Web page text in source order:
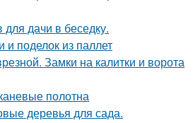
дачи в беседку.
поделок из паллет
Замки на калитки и ворота
полотна
деревья для сада.